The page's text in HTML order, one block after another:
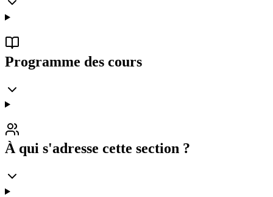
Programme des cours
À qui s'adresse cette section ?